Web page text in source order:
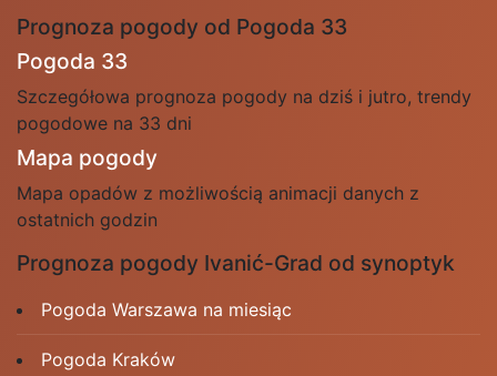
Prognoza pogody od Pogoda 33
Pogoda 33
Szczegółowa prognoza pogody na dziś i jutro, trendy
pogodowe na 33 dni
Mapa pogody
Mapa opadów z możliwością animacji danych z
ostatnich godzin
Prognoza pogody Ivanić-Grad od synoptyk
Pogoda Warszawa na miesiąc
Pogoda Kraków